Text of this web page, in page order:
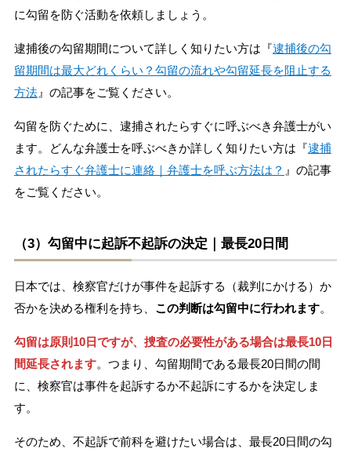
に勾留を防ぐ活動を依頼しましょう。
逮捕後の勾留期間について詳しく知りたい方は『逮捕後の勾
留期間は最大どれくらい？勾留の流れや勾留延長を阻止する
方法』の記事をご覧ください。
勾留を防ぐために、逮捕されたらすぐに呼ぶべき弁護士がい
ます。どんな弁護士を呼ぶべきか詳しく知りたい方は『逮捕
されたらすぐ弁護士に連絡｜弁護士を呼ぶ方法は？ 』の記事
をご覧ください。
（3）勾留中に起訴不起訴の決定｜最長20日間
日本では、検察官だけが事件を起訴する（裁判にかける）か
否かを決める権利を持ち、 この判断は勾留中に行われます。
勾留は原則10日ですが、捜査の必要性がある場合は最長10日
間延長されます。つまり、勾留期間である最長20日間の間
に、検察官は事件を起訴するか不起訴にするかを決定しま
す。
そのため、不起訴で前科を避けたい場合は、最長20日間の勾